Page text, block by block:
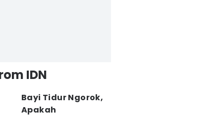
IDN
Bayi Tidur Ngorok,
Apakah